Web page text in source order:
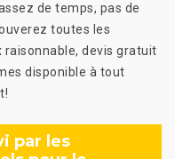
de temps, pas de
toutes les
devis gratuit
disponible à tout
par les